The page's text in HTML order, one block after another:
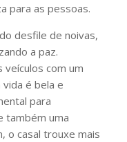
para as pessoas.
desfile de noivas,
a paz.
com um
é bela e
para
também uma
o casal trouxe mais